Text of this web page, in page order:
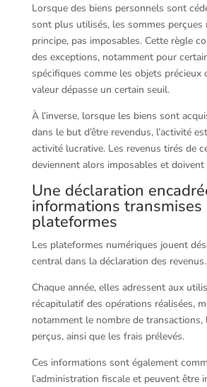
Lorsque des biens personnels sont
sont plus utilisés, les sommes perçues
principe, pas imposables. Cette règle
des exceptions, notamment pour
spécifiques comme les objets précieux
valeur dépasse un certain seuil.
À l’inverse, lorsque les biens sont
dans le but d’être revendus, l’activité
activité lucrative. Les revenus tirés de
deviennent alors imposables et doivent
Une déclaration
informations transmises
plateformes
Les plateformes numériques jouent
central dans la déclaration des revenus.
Chaque année, elles adressent aux
récapitulatif des opérations réalisées,
notamment le nombre de transactions,
perçus, ainsi que les frais prélevés.
Ces informations sont également
l’administration fiscale et peuvent être